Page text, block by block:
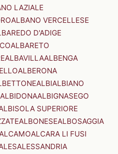
LAZIALE
ALBANO VERCELLESE
D'ADIGE
ALBARETO
ALBAVILLAALBENGA
ALBERONA
ALBIALBIANO
ALBIDONAALBIGNASEGO
SUPERIORE
ALBONESEALBOSAGGIA
ALCARA LI FUSI
ALESSANDRIA